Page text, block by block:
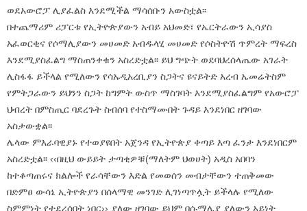
ወደአውሮፓ ሊያፈልስ እንደሚችል ማሳሰቡን አውስቷል፡፡
በተጨማሪም ሪፓርቱ የኢትዮጵያውን አብይ አህመድ፣ የኤርትራውን ኢሳያስ
አፈወርቂና የሶማሊያውን መሀመድ አብዱላሂ መሀመድ የሶስትዮሽ ጥምረት ማፍረስ
እንደሚያስፈልግ ማስጠንቀቁን አስረድቷል፡፡ ይህ ግጭት ወደባህረሰላጤው አገራት
ሊስፋፋ ይችላል የሚለውን የሳኡዲአረቢያን ስጋትና ዩናይትድ አረብ ኤመሬትስም
የምትጋራውን ይህንን ስጋት ከግምት ውስጥ ማስገባት እንደሚያስፈልግም የአውሮፓ
ህብረት በምስጢር ባደረጉት ስብሰባ የተስማሙበት ጉዳይ እንደነበር ዘገባው
አስታውቋል፡፡
ሌላው ምእራባዊያኑ የተወያዩበት አጀንዳ የኢትዮጵያ ቀጣይ እጣ ፈንታ እንደነበርም
አስረድቷል፡፡ ‹‹በዚህ ውይይት ታጣቂዎቹ(ማለትም ህወሀት) አዲስ አበባን
ከተቆጣጠሩና ክልሎች የራሳቸውን እድል የመወሰን መብታቸውን ተጠቅመው
በድምፀ ውሳኔ ኢትዮጵያን በሰላማዊ መንገድ ሊገነጣጥሏት ይችላሉ የሚለው
ስምምነት የተደረሰበት ነበር›› ያለው ዘገባው ይህም በሱማሌያ ያለውን አይነት